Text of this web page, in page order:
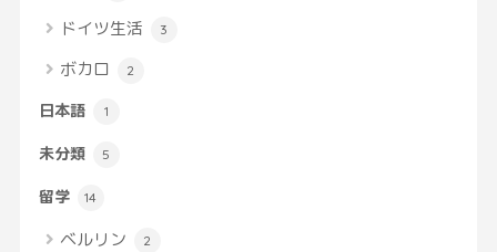
ドイツ生活 3
ボカロ 2
日本語 1
未分類 5
留学 14
ベルリン 2